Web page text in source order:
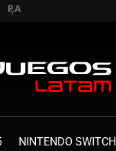
NINTENDO SWITCH